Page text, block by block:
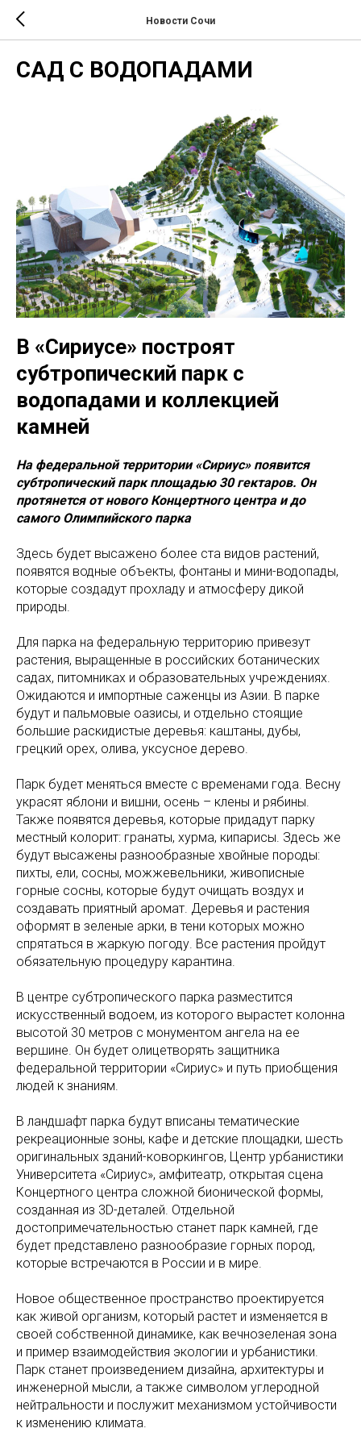
Новости Сочи
САД С ВОДОПАДАМИ
В «Сириусе» построят
субтропический парк с
водопадами и коллекцией
камней
На федеральной территории «Сириус» появится
субтропический парк площадью 30 гектаров. Он
протянется от нового Концертного центра и до
самого Олимпийского парка
Здесь будет высажено более ста видов растений,
появятся водные объекты, фонтаны и мини-водопады,
которые создадут прохладу и атмосферу дикой
природы.
Для парка на федеральную территорию привезут
растения, выращенные в российских ботанических
садах, питомниках и образовательных учреждениях.
Ожидаются и импортные саженцы из Азии. В парке
будут и пальмовые оазисы, и отдельно стоящие
большие раскидистые деревья: каштаны, дубы,
грецкий орех, олива, уксусное дерево.
Парк будет меняться вместе с временами года. Весну
украсят яблони и вишни, осень – клены и рябины.
Также появятся деревья, которые придадут парку
местный колорит: гранаты, хурма, кипарисы. Здесь же
будут высажены разнообразные хвойные породы:
пихты, ели, сосны, можжевельники, живописные
горные сосны, которые будут очищать воздух и
создавать приятный аромат. Деревья и растения
оформят в зеленые арки, в тени которых можно
спрятаться в жаркую погоду. Все растения пройдут
обязательную процедуру карантина.
В центре субтропического парка разместится
искусственный водоем, из которого вырастет колонна
высотой 30 метров с монументом ангела на ее
вершине. Он будет олицетворять защитника
федеральной территории «Сириус» и путь приобщения
людей к знаниям.
В ландшафт парка будут вписаны тематические
рекреационные зоны, кафе и детские площадки, шесть
оригинальных зданий-коворкингов, Центр урбанистики
Университета «Сириус», амфитеатр, открытая сцена
Концертного центра сложной бионической формы,
созданная из 3D-деталей. Отдельной
достопримечательностью станет парк камней, где
будет представлено разнообразие горных пород,
которые встречаются в России и в мире.
Новое общественное пространство проектируется
как живой организм, который растет и изменяется в
своей собственной динамике, как вечнозеленая зона
и пример взаимодействия экологии и урбанистики.
Парк станет произведением дизайна, архитектуры и
инженерной мысли, а также символом углеродной
нейтральности и послужит механизмом устойчивости
к изменению климата.